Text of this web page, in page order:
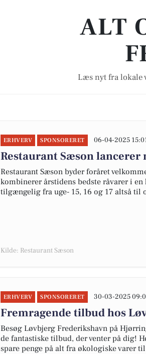
ALT
Læs nyt fra lokale
ERHVERV SPONSORERET 06-04-2025
Restaurant Sæson lancerer
Restaurant Sæson byder foråret
kombinerer årstidens bedste råvarer i
tilgængelig fra uge- 15, 16 og 17 altså til
Kilde: Restaurant Sæson
ERHVERV SPONSORERET 30-03-2025
Fremragende tilbud hos
Besøg Løvbjerg Frederikshavn på
de fantastiske tilbud, der venter på dig!
spare penge på alt fra økologiske varer